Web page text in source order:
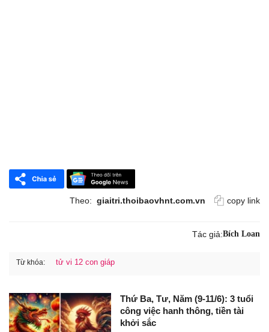
Theo: giaitri.thoibaovhnt.com.vn copy link
Tác giả:Bích Loan
Từ khóa: tử vi 12 con giáp
Thứ Ba, Tư, Năm (9-11/6): 3 tuổi
công việc hanh thông, tiền tài
khởi sắc